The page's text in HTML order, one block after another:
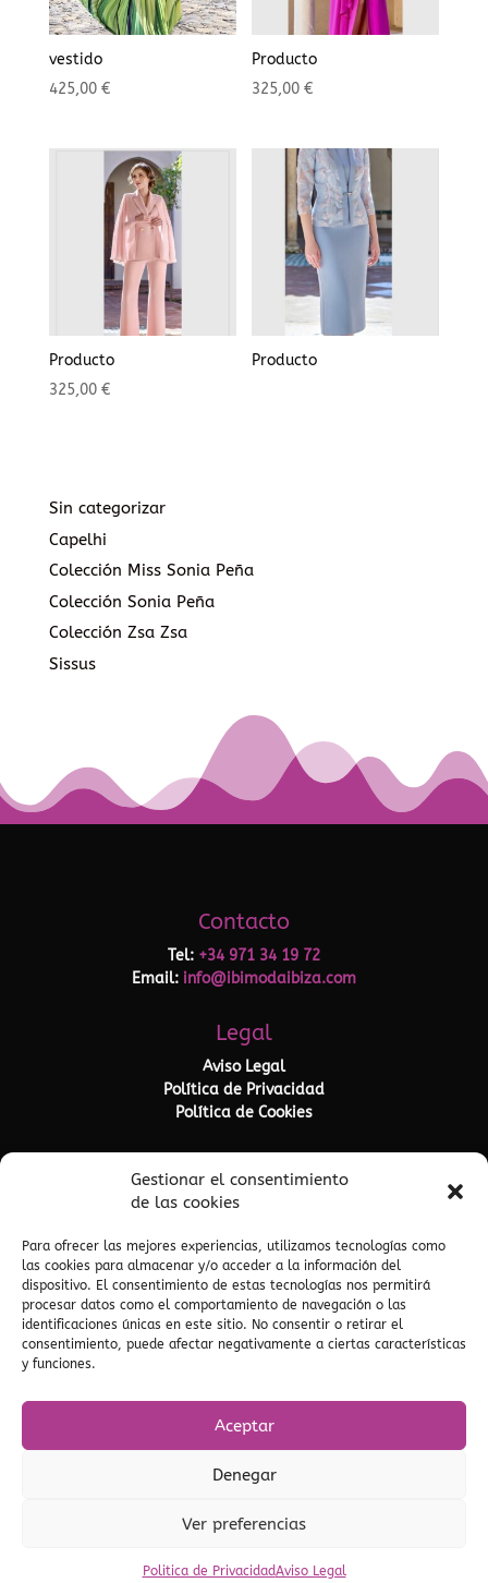
Gestionar el consentimiento
de las cookies
Para ofrecer las mejores experiencias, utilizamos tecnologías como
las cookies para almacenar y/o acceder a la información del
dispositivo. El consentimiento de estas tecnologías nos permitirá
procesar datos como el comportamiento de navegación o las
identificaciones únicas en este sitio. No consentir o retirar el
consentimiento, puede afectar negativamente a ciertas características
y funciones.
Aceptar
Denegar
Ver preferencias
Politica de PrivacidadAviso Legal
vestido
425,00 €
Producto
325,00€
Producto
325,00 €
Producto
Sin categorizar
Capelhi
Colección Miss Sonia Peña
Colección Sonia Peña
Colección Zsa Zsa
Sissus
Contacto
Tel:+34 971 34 19 72
Email:info@ibimodaibiza.com
Legal
Aviso Legal
Política de Privacidad
Política de Cookies
Social